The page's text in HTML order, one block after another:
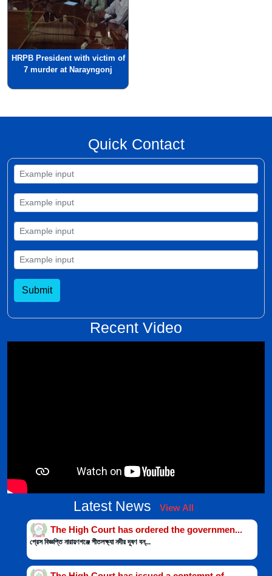
HRPB President with victim of
7 murder at Narayngonj
Quick Contact
Submit
Recent Video
Latest News View All
The High Court has ordered the governmen...
প্রেস বিজ্ঞপ্তি নারায়ণগঞ্জে শীতলক্ষ্যা নদীর দূষণ বন্...